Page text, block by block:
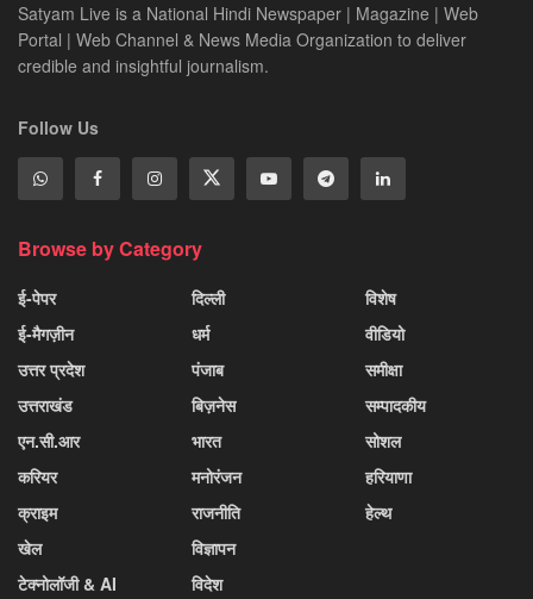
Satyam Live is a National Hindi Newspaper | Magazine | Web
Portal | Web Channel & News Media Organization to deliver
credible and insightful journalism.
Follow Us
Browse by Category
ई-पेपर
ई-मैगज़ीन
उत्तर प्रदेश
उत्तराखंड
एन.सी.आर
करियर
क्राइम
खेल
टेक्नोलॉजी & AI
दिल्ली
धर्म
पंजाब
बिज़नेस
भारत
मनोरंजन
राजनीति
विज्ञापन
विदेश
विशेष
वीडियो
समीक्षा
सम्पादकीय
सोशल
हरियाणा
हेल्थ